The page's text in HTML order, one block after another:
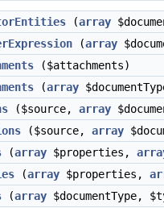
(array
(array
($attachments)
(array
($source, array
($source, array
(array $properties,
(array $properties,
(array $documentType,